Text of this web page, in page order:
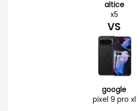
altice
x5
VS
google
pixel 9 pro xl